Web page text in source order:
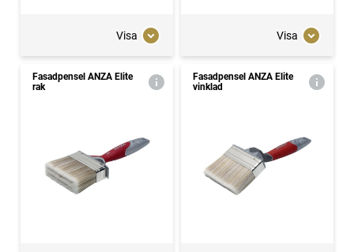
Visa Visa
Fasadpensel ANZA Elite
rak
Fasadpensel ANZA Elite
vinklad